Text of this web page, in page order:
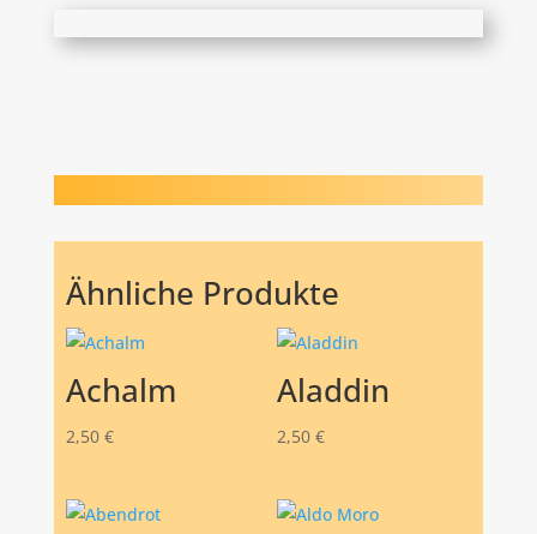
Ähnliche Produkte
Achalm
2,50 €
Aladdin
2,50 €